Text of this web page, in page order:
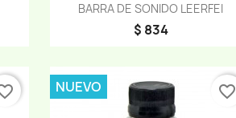
BARRA DE SONIDO LEERFEI
$ 834
Vista rápida
NUEVO favorite_border